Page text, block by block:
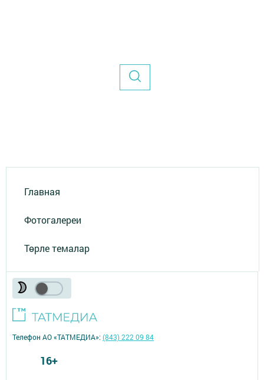
Главная
Фотогалереи
Төрле темалар
Телефон АО «ТАТМЕДИА»:(843) 222 09 84
16+